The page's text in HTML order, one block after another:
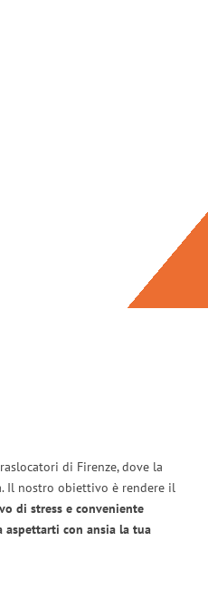
di Firenze, dove la
Il nostro obiettivo è rendere il
di stress e conveniente
aspettarti con ansia la tua